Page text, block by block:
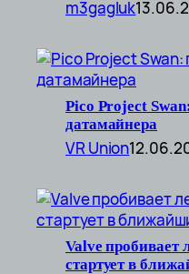
m3gagluk
Pico Project
датамайнера
VR Union
Valve пробивает
стартует в